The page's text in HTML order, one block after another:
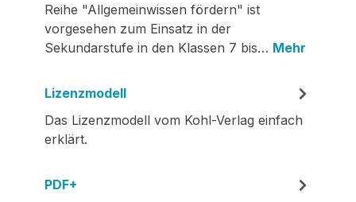
Reihe "Allgemeinwissen fördern" ist
vorgesehen zum Einsatz in der
Sekundarstufe in den Klassen 7 bis… Mehr
Lizenzmodell
Das Lizenzmodell vom Kohl-Verlag einfach
erklärt.
PDF+